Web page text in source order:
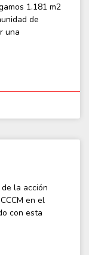
1.181 m2
de
una
la acción
en el
con esta